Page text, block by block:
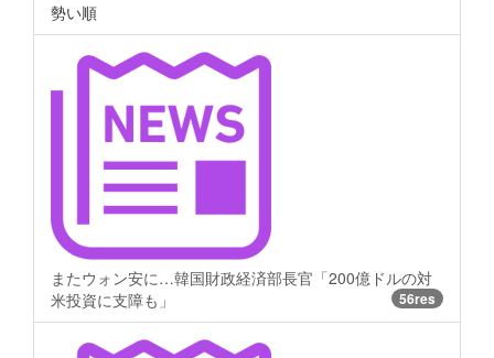
勢い順
またウォン安に…韓国財政経済部長官「200億ドルの対
米投資に支障も」
56res